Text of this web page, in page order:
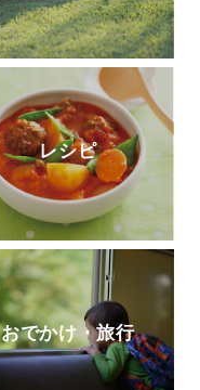
レシピ
おでかけ・旅行